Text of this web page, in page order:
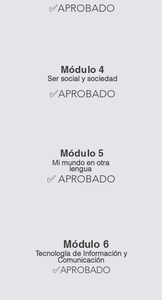
✅APROBADO
Módulo 4
Ser social y sociedad
✅APROBADO
Módulo 5
Mi mundo en otra
lengua
✅ APROBADO
Tecnología de Información y
Comunicación
Módulo 6
✅APROBADO